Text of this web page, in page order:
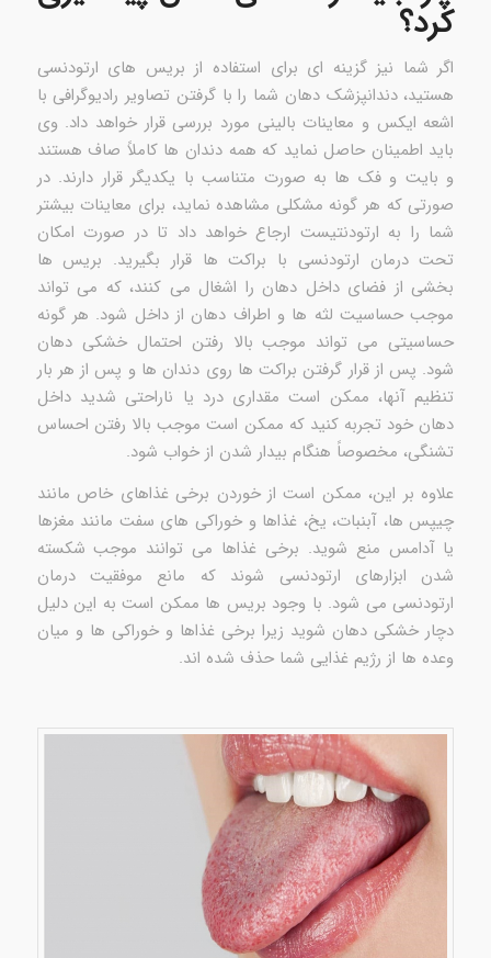
کرد؟
اگر شما نیز گزینه ای برای استفاده از بریس های ارتودنسی
هستید، دندانپزشک دهان شما را با گرفتن تصاویر رادیوگرافی با
اشعه ایکس و معاینات بالینی مورد بررسی قرار خواهد داد. وی
باید اطمینان حاصل نماید که همه دندان ها کاملاً صاف هستند
و بایت و فک ها به صورت متناسب با یکدیگر قرار دارند. در
صورتی که هر گونه مشکلی مشاهده نماید، برای معاینات بیشتر
شما را به ارتودنتیست ارجاع خواهد داد تا در صورت امکان
تحت درمان ارتودنسی با براکت ها قرار بگیرید. بریس ها
بخشی از فضای داخل دهان را اشغال می کنند، که می تواند
موجب حساسیت لثه ها و اطراف دهان از داخل شود. هر گونه
حساسیتی می تواند موجب بالا رفتن احتمال خشکی دهان
شود. پس از قرار گرفتن براکت ها روی دندان ها و پس از هر بار
تنظیم آنها، ممکن است مقداری درد یا ناراحتی شدید داخل
دهان خود تجربه کنید که ممکن است موجب بالا رفتن احساس
تشنگی، مخصوصاً هنگام بیدار شدن از خواب شود.
علاوه بر این، ممکن است از خوردن برخی غذاهای خاص مانند
چیپس ها، آبنبات، یخ، غذاها و خوراکی های سفت مانند مغزها
یا آدامس منع شوید. برخی غذاها می توانند موجب شکسته
شدن ابزارهای ارتودنسی شوند که مانع موفقیت درمان
ارتودنسی می شود. با وجود بریس ها ممکن است به این دلیل
دچار خشکی دهان شوید زیرا برخی غذاها و خوراکی ها و میان
وعده ها از رژیم غذایی شما حذف شده اند.